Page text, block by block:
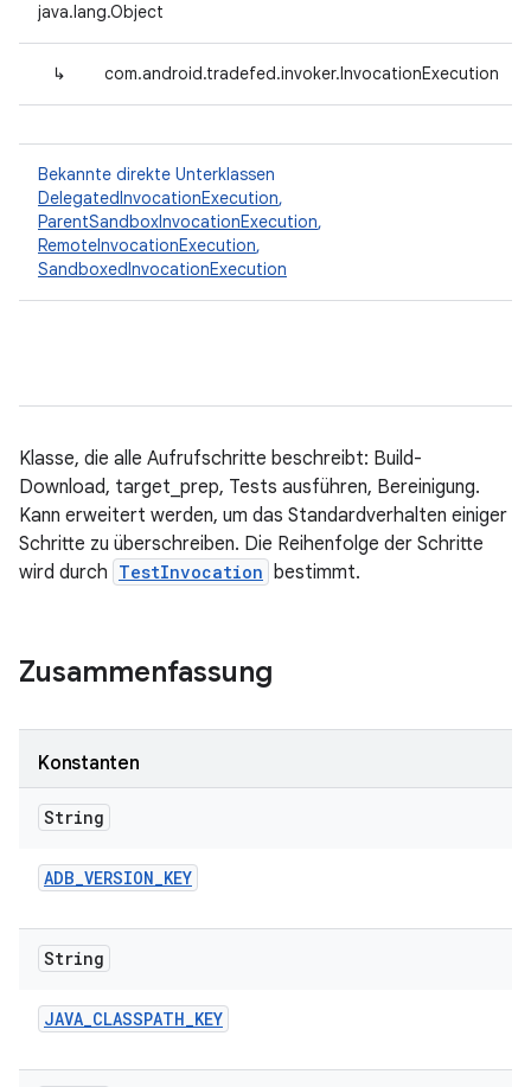
java.lang.Object
↳ com.android.tradefed.invoker.InvocationExecution
Bekannte direkte Unterklassen
DelegatedInvocationExecution,
ParentSandboxInvocationExecution,
RemoteInvocationExecution,
SandboxedInvocationExecution
Klasse, die alle Aufrufschritte beschreibt: Build-
Download, target_prep, Tests ausführen, Bereinigung.
Kann erweitert werden, um das Standardverhalten einiger
Schritte zu überschreiben. Die Reihenfolge der Schritte
wird durch TestInvocation bestimmt.
Zusammenfassung
Konstanten
String
ADB_VERSION_KEY
String
JAVA_CLASSPATH_KEY